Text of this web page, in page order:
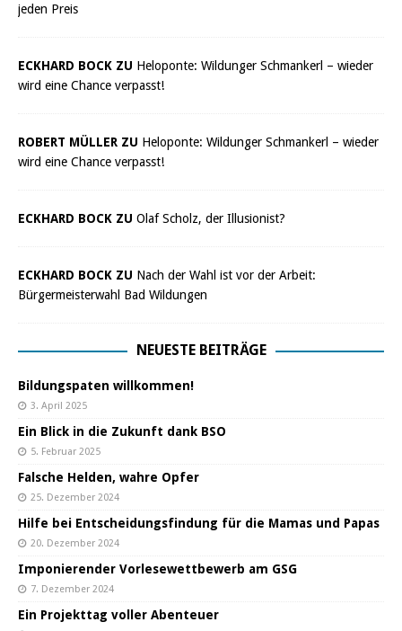
jeden Preis
ECKHARD BOCK ZU Heloponte: Wildunger Schmankerl – wieder
wird eine Chance verpasst!
ROBERT MÜLLER ZU Heloponte: Wildunger Schmankerl – wieder
wird eine Chance verpasst!
ECKHARD BOCK ZU Olaf Scholz, der Illusionist?
ECKHARD BOCK ZU Nach der Wahl ist vor der Arbeit:
Bürgermeisterwahl Bad Wildungen
NEUESTE BEITRÄGE
Bildungspaten willkommen!
3. April 2025
Ein Blick in die Zukunft dank BSO
5. Februar 2025
Falsche Helden, wahre Opfer
25. Dezember 2024
Hilfe bei Entscheidungsfindung für die Mamas und Papas
20. Dezember 2024
Imponierender Vorlesewettbewerb am GSG
7. Dezember 2024
Ein Projekttag voller Abenteuer